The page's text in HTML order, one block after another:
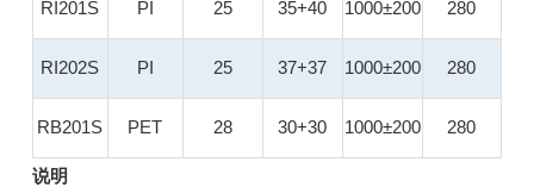
RI201S PI 25 35+40 1000±200 280
RI202S PI 25 37+37 1000±200 280
RB201S PET 28 30+30 1000±200 280
说明